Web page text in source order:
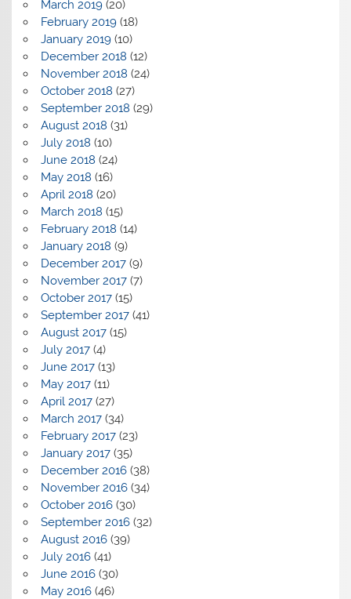
March 2019(20)
February 2019(18)
January 2019(10)
December 2018 (12)
November 2018 (24)
October 2018 (27)
September 2018 (29)
August 2018 (31)
July 2018 (10)
June 2018 (24)
May 2018 (16)
April 2018 (20)
March 2018 (15)
February 2018 (14)
January 2018 (9)
December 2017(9)
November 2017(7)
October 2017(15)
September 2017(41)
August 2017(15)
July 2017(4)
June 2017(13)
May 2017(11)
April 2017(27)
March 2017(34)
February 2017(23)
January 2017(35)
December 2016(38)
November 2016(34)
October 2016(30)
September 2016(32)
August 2016(39)
July 2016(41)
June 2016(30)
May 2016(46)